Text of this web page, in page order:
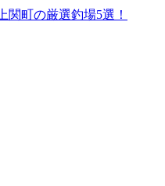
関町の厳選釣場5選！